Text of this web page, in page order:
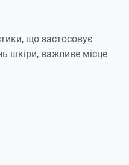
що застосовує
шкіри, важливе місце